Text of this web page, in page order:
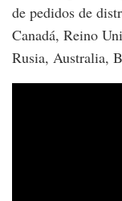
de pedidos de
Canadá, Reino
Rusia, Australia,